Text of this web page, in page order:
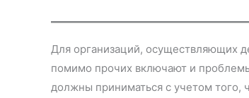
Для организаций, осуществляющих
помимо прочих включают и
должны приниматься с учетом того,